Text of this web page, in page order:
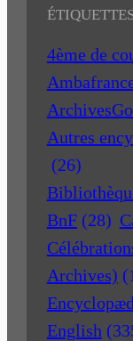
4ème de
Autres
(26)
BnF (28)
Archives)
English